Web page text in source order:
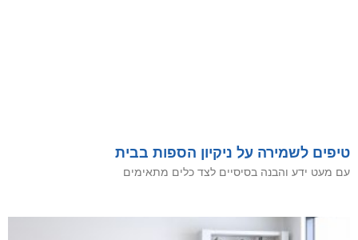
טיפים לשמירה על ניקיון הספות בבית
עם מעט ידע והבנה בסיסיים לצד כלים מתאימים